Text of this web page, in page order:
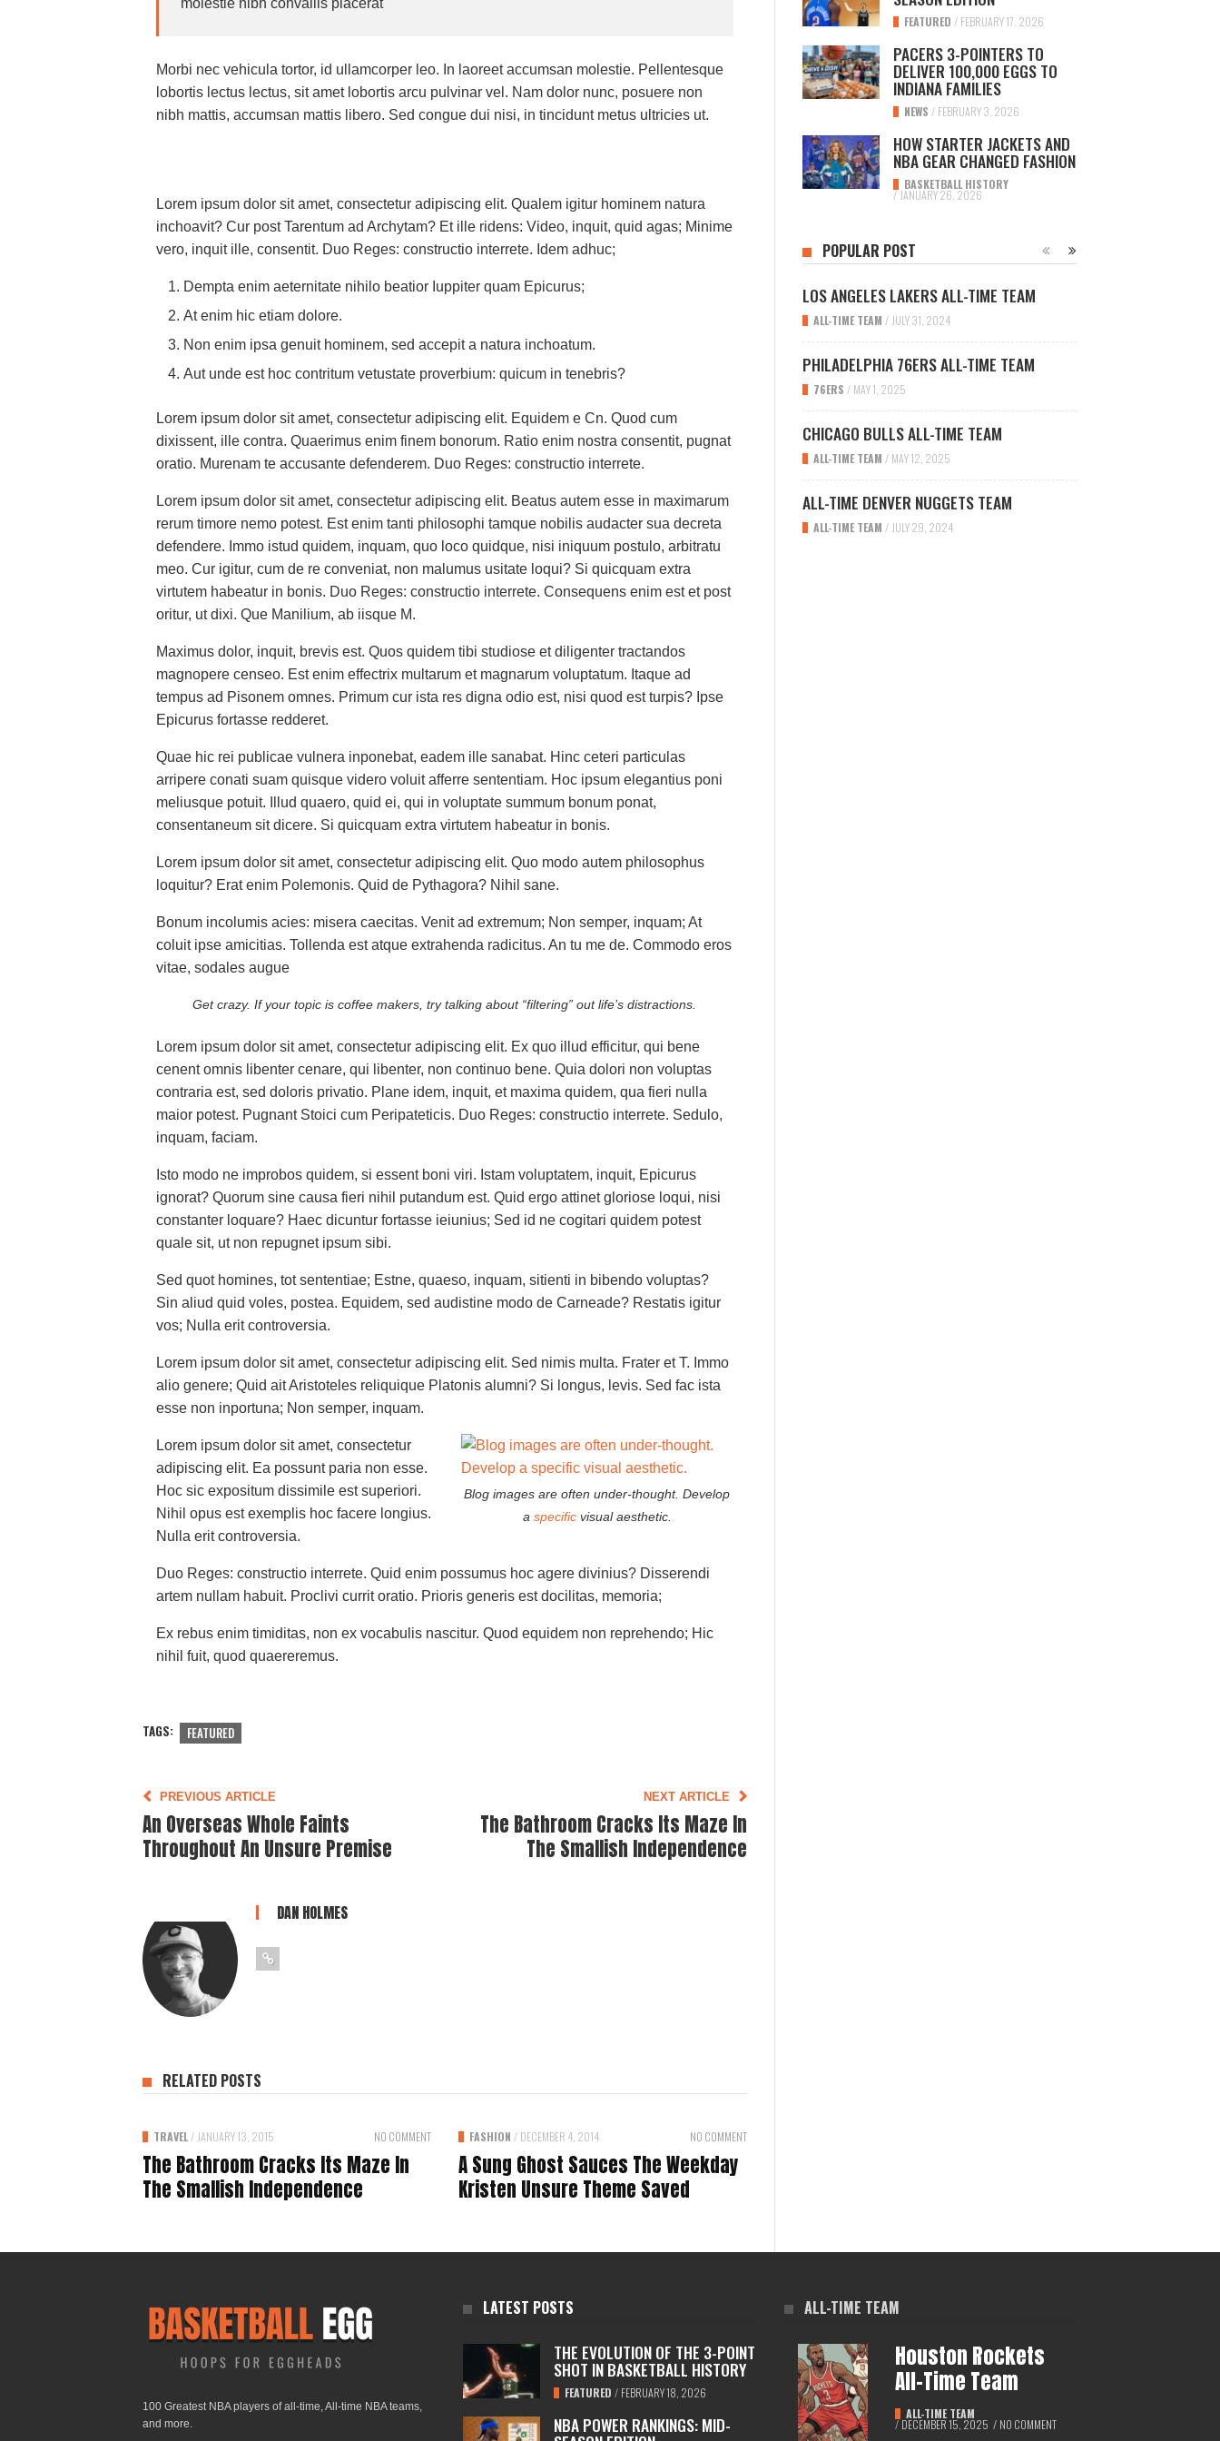
molestie nibh convallis placerat
Morbi nec vehicula tortor, id ullamcorper leo. In laoreet accumsan molestie. Pellentesque
lobortis lectus lectus, sit amet lobortis arcu pulvinar vel. Nam dolor nunc, posuere non
nibh mattis, accumsan mattis libero. Sed congue dui nisi, in tincidunt metus ultricies ut.
Lorem ipsum dolor sit amet, consectetur adipiscing elit. Qualem igitur hominem natura
inchoavit? Cur post Tarentum ad Archytam? Et ille ridens: Video, inquit, quid agas; Minime
vero, inquit ille, consentit. Duo Reges: constructio interrete. Idem adhuc;
Dempta enim aeternitate nihilo beatior Iuppiter quam Epicurus;
At enim hic etiam dolore.
Non enim ipsa genuit hominem, sed accepit a natura inchoatum.
Aut unde est hoc contritum vetustate proverbium: quicum in tenebris?
Lorem ipsum dolor sit amet, consectetur adipiscing elit. Equidem e Cn. Quod cum
dixissent, ille contra. Quaerimus enim finem bonorum. Ratio enim nostra consentit, pugnat
oratio. Murenam te accusante defenderem. Duo Reges: constructio interrete.
Lorem ipsum dolor sit amet, consectetur adipiscing elit. Beatus autem esse in maximarum
rerum timore nemo potest. Est enim tanti philosophi tamque nobilis audacter sua decreta
defendere. Immo istud quidem, inquam, quo loco quidque, nisi iniquum postulo, arbitratu
meo. Cur igitur, cum de re conveniat, non malumus usitate loqui? Si quicquam extra
virtutem habeatur in bonis. Duo Reges: constructio interrete. Consequens enim est et post
oritur, ut dixi. Que Manilium, ab iisque M.
Maximus dolor, inquit, brevis est. Quos quidem tibi studiose et diligenter tractandos
magnopere censeo. Est enim effectrix multarum et magnarum voluptatum. Itaque ad
tempus ad Pisonem omnes. Primum cur ista res digna odio est, nisi quod est turpis? Ipse
Epicurus fortasse redderet.
Quae hic rei publicae vulnera inponebat, eadem ille sanabat. Hinc ceteri particulas
arripere conati suam quisque videro voluit afferre sententiam. Hoc ipsum elegantius poni
meliusque potuit. Illud quaero, quid ei, qui in voluptate summum bonum ponat,
consentaneum sit dicere. Si quicquam extra virtutem habeatur in bonis.
Lorem ipsum dolor sit amet, consectetur adipiscing elit. Quo modo autem philosophus
loquitur? Erat enim Polemonis. Quid de Pythagora? Nihil sane.
Bonum incolumis acies: misera caecitas. Venit ad extremum; Non semper, inquam; At
coluit ipse amicitias. Tollenda est atque extrahenda radicitus. An tu me de. Commodo eros
vitae, sodales augue
Get crazy. If your topic is coffee makers, try talking about “filtering” out life’s distractions.
Lorem ipsum dolor sit amet, consectetur adipiscing elit. Ex quo illud efficitur, qui bene
cenent omnis libenter cenare, qui libenter, non continuo bene. Quia dolori non voluptas
contraria est, sed doloris privatio. Plane idem, inquit, et maxima quidem, qua fieri nulla
maior potest. Pugnant Stoici cum Peripateticis. Duo Reges: constructio interrete. Sedulo,
inquam, faciam.
Isto modo ne improbos quidem, si essent boni viri. Istam voluptatem, inquit, Epicurus
ignorat? Quorum sine causa fieri nihil putandum est. Quid ergo attinet gloriose loqui, nisi
constanter loquare? Haec dicuntur fortasse ieiunius; Sed id ne cogitari quidem potest
quale sit, ut non repugnet ipsum sibi.
Sed quot homines, tot sententiae; Estne, quaeso, inquam, sitienti in bibendo voluptas?
Sin aliud quid voles, postea. Equidem, sed audistine modo de Carneade? Restatis igitur
vos; Nulla erit controversia.
Lorem ipsum dolor sit amet, consectetur adipiscing elit. Sed nimis multa. Frater et T. Immo
alio genere; Quid ait Aristoteles reliquique Platonis alumni? Si longus, levis. Sed fac ista
esse non inportuna; Non semper, inquam.
Blog images are often under-thought. Develop
a specificvisual aesthetic.
Lorem ipsum dolor sit amet, consectetur
adipiscing elit. Ea possunt paria non esse.
Hoc sic expositum dissimile est superiori.
Nihil opus est exemplis hoc facere longius.
Nulla erit controversia.
Duo Reges: constructio interrete. Quid enim possumus hoc agere divinius? Disserendi
artem nullam habuit. Proclivi currit oratio. Prioris generis est docilitas, memoria;
Ex rebus enim timiditas, non ex vocabulis nascitur. Quod equidem non reprehendo; Hic
nihil fuit, quod quaereremus.
TAGS: FEATURED
PREVIOUS ARTICLE
An Overseas Whole Faints
Throughout An Unsure Premise
NEXT ARTICLE
The Bathroom Cracks Its Maze In
The Smallish Independence
DAN HOLMES
RELATED POSTS
TRAVEL / JANUARY 13, 2015 NO COMMENT
The Bathroom Cracks Its Maze In
The Smallish Independence
FASHION / DECEMBER 4, 2014 NO COMMENT
A Sung Ghost Sauces The Weekday
Kristen Unsure Theme Saved
FEATURED / FEBRUARY 17, 2026
PACERS 3-POINTERS TO
DELIVER 100,000 EGGS TO
INDIANA FAMILIES
NEWS / FEBRUARY 3, 2026
HOW STARTER JACKETS AND
NBA GEAR CHANGED FASHION
BASKETBALL HISTORY
/ JANUARY 26, 2026
POPULAR POST
LOS ANGELES LAKERS ALL-TIME TEAM
ALL-TIME TEAM / JULY 31, 2024
PHILADELPHIA 76ERS ALL-TIME TEAM
76ERS / MAY 1, 2025
CHICAGO BULLS ALL-TIME TEAM
ALL-TIME TEAM / MAY 12, 2025
ALL-TIME DENVER NUGGETS TEAM
ALL-TIME TEAM / JULY 29, 2024
100 Greatest NBA players of all-time, All-time NBA teams,
and more.
LATEST POSTS
THE EVOLUTION OF THE 3-POINT
SHOT IN BASKETBALL HISTORY
FEATURED / FEBRUARY 18, 2026
NBA POWER RANKINGS: MID-
ALL-TIME TEAM
Houston Rockets
All-Time Team
ALL-TIME TEAM
/ DECEMBER 15, 2025 / NO COMMENT